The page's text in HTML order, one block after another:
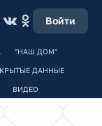
Войти
"НАШ ДОМ"
ДАННЫЕ
ВИДЕО